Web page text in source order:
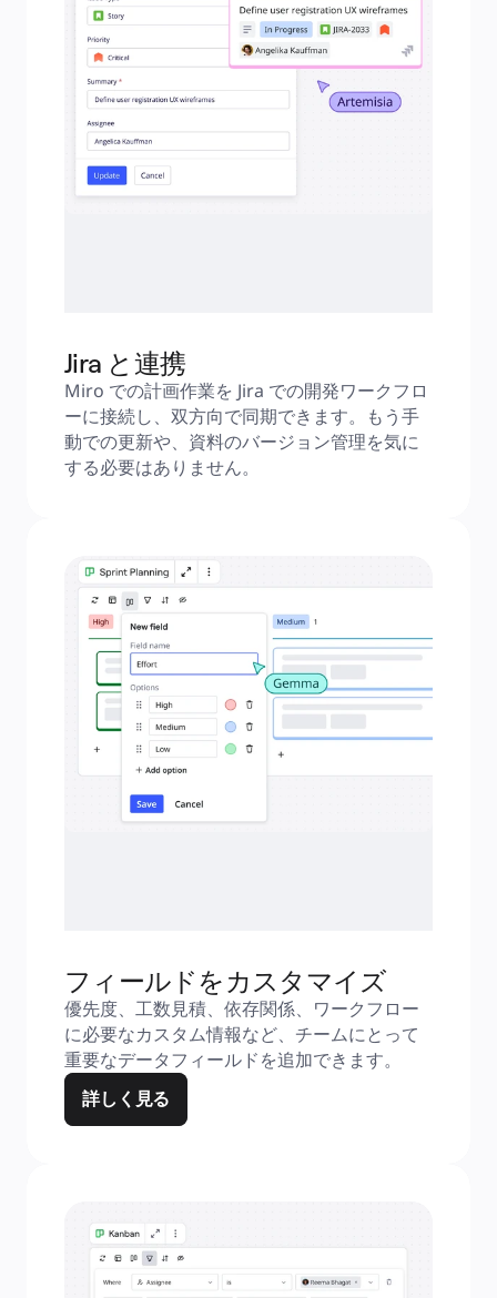
Jira と連携
Miro での計画作業を Jira での開発ワークフロ
ーに接続し、双方向で同期できます。もう手
動での更新や、資料のバージョン管理を気に
する必要はありません。
フィールドをカスタマイズ
優先度、工数見積、依存関係、ワークフロー
に必要なカスタム情報など、チームにとって
重要なデータフィールドを追加できます。
詳しく見る